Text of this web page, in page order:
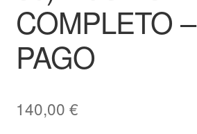
COMPLETO
PAGO
140,00 €